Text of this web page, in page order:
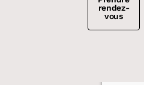
rendez-
vous